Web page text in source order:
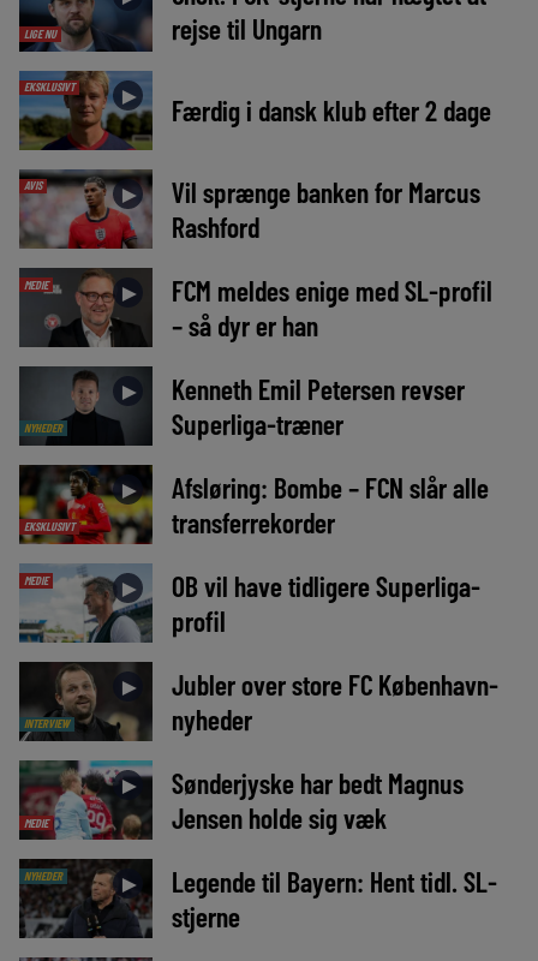
LIGE NU
rejse til Ungarn
EKSKLUSIVT ► Færdig i dansk klub efter 2 dage
AVIS ►
Vil sprænge banken for Marcus
Rashford
MEDIE ►
FCM meldes enige med SL-profil
– så dyr er han
NYHEDER
►
Kenneth Emil Petersen revser
Superliga-træner
EKSKLUSIVT
►
Afsløring: Bombe – FCN slår alle
transferrekorder
MEDIE ►
OB vil have tidligere Superliga-
profil
INTERVIEW
►
Jubler over store FC København-
nyheder
MEDIE
►
Sønderjyske har bedt Magnus
Jensen holde sig væk
NYHEDER ►
Legende til Bayern: Hent tidl. SL-
stjerne